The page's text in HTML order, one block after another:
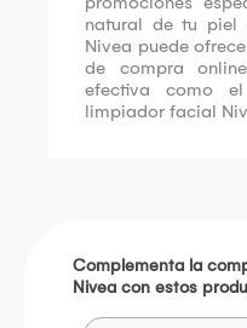
natural de tu piel
Nivea puede
de compra
efectiva como
limpiador facial
Complementa la
Nivea con estos